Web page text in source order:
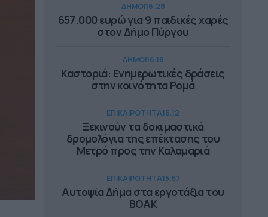
ΔΗΜΟΙ16.28
657.000 ευρώ για 9 παιδικές χαρές
στον Δήμο Πύργου
ΔΗΜΟΙ16.18
Καστοριά: Ενημερωτικές δράσεις
στην κοινότητα Ρομά
ΕΠΙΚΑΙΡΟΤΗΤΑ16.12
Ξεκινούν τα δοκιμαστικά
δρομολόγια της επέκτασης του
Μετρό προς την Καλαμαριά
ΕΠΙΚΑΙΡΟΤΗΤΑ15.57
Αυτοψία Δήμα στα εργοτάξια του
ΒΟΑΚ